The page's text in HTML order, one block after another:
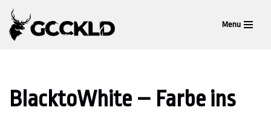
Zum
Menu
BlacktoWhite – Farbe ins